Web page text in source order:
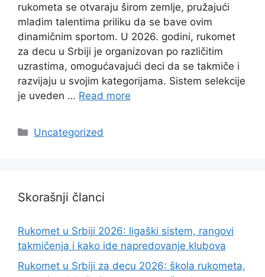
rukometa se otvaraju širom zemlje, pružajući
mladim talentima priliku da se bave ovim
dinamičnim sportom. U 2026. godini, rukomet
za decu u Srbiji je organizovan po različitim
uzrastima, omogućavajući deci da se takmiče i
razvijaju u svojim kategorijama. Sistem selekcije
je uveden … Read more
Categories
Uncategorized
Skorašnji članci
Rukomet u Srbiji 2026: ligaški sistem, rangovi
takmičenja i kako ide napredovanje klubova
Rukomet u Srbiji za decu 2026: škola rukometa,